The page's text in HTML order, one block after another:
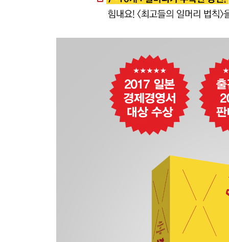
45. 고개를 숙이니까 벼가 익는다: 겸손이 일류와
46. 신뢰야말로 리더십의 기본: 리더십의 기본은
47. 나쁜 소식을 먼저 전하라: 똑똑한 거짓말쟁이
48. 신뢰를 저축하라: 눈앞의 이익보다 내일의 신
49. 부하 직원을 소중히 여기는 기업문화를 만든
50. 부하 직원의 경조사는 만사를 제치고 챙긴다:
52. 비용을 들여서라도 부하 직원에게 재미있는 일
: 부하 직원의 성장은 기업의 경쟁력 강화의 원동력
53. 보이지 않는 공로에 더 큰 칭찬을: 부하 직원을
54. 상사의 눈이 곳곳에 있음을 알려라: 긴장감이
55. 부하 직원을 데리고 그만둘 수 있는 사람이 크
: 자신의 가치와 앞으로의 성과를 가늠하는 척도
56. 최고 경영진이야말로 화장실 청소를 해야 한다